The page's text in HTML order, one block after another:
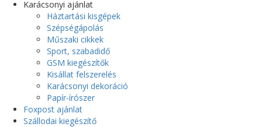
Karácsonyi ajánlat
Háztartási kisgépek
Szépségápolás
Műszaki cikkek
Sport, szabadidő
GSM kiegészítők
Kisállat felszerelés
Karácsonyi dekoráció
Papír-írószer
Foxpost ajánlat
Szállodai kiegészítő